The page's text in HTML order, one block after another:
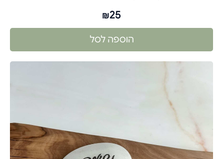
₪25
הוספה לסל